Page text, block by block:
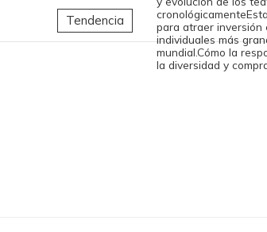
Tendencia
cronológicamente
para atraer inversión
individuales más
mundial.Cómo la
la diversidad y